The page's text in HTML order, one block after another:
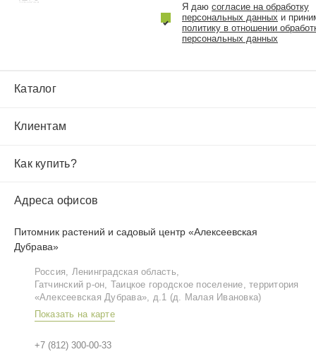
Каталог
Клиентам
Как купить?
Адреса офисов
Питомник растений и садовый центр «Алексеевская
Дубрава»
Россия, Ленинградская область,
Гатчинский р‑он, Таицкое городское поселение, территория
«Алексеевская Дубрава», д.1 (д. Малая Ивановка)
Показать на карте
+7 (812) 300-00-33
Я даю согласие на обработку
персональных данных и
политику в отношении
персональных данных